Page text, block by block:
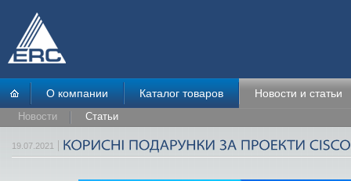
О компании Каталог товаров Новости и статьи
Новости Статьи
19.07.2021